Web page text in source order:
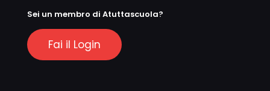
Sei un membro di Atuttascuola?
Fai il Login